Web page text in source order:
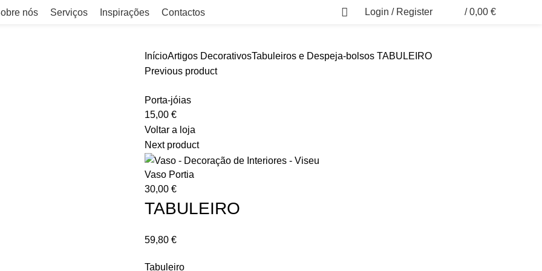
nós Serviços Inspirações Contactos Login / Register / 0,00 €
InícioArtigos DecorativosTabuleiros e Despeja-bolsos TABULEIRO
Previous product
Porta-jóias
15,00 €
Voltar a loja
Next product
Vaso Portia
30,00 €
TABULEIRO
59,80 €
Tabuleiro